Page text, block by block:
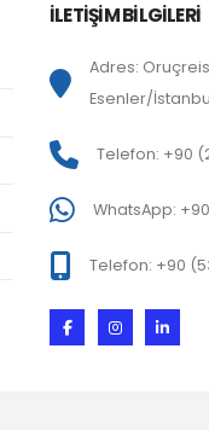
İLETİŞİM BİLGİLERİ
Adres: Oruçreis
Esenler/
Telefon: +90
WhatsApp:
Telefon: +90